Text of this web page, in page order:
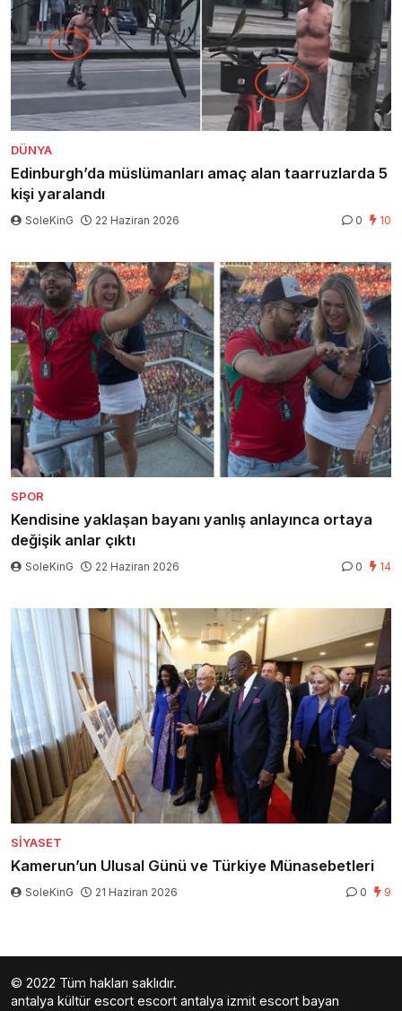
DÜNYA
Edinburgh’da müslümanları amaç alan taarruzlarda 5
kişi yaralandı
SoleKinG 22 Haziran 2026 0 10
SPOR
Kendisine yaklaşan bayanı yanlış anlayınca ortaya
değişik anlar çıktı
SoleKinG 22 Haziran 2026 0 14
SIYASET
Kamerun’un Ulusal Günü ve Türkiye Münasebetleri
SoleKinG 21 Haziran 2026 0 9
© 2022 Tüm hakları saklıdır.
antalya kültür escort escort antalya izmit escort bayan